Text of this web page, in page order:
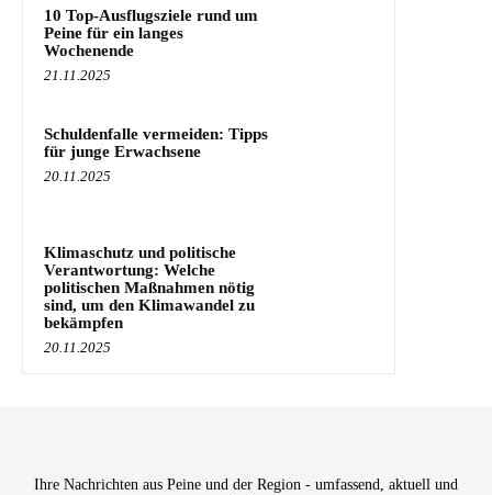
10 Top-Ausflugsziele rund um
Peine für ein langes
Wochenende
21.11.2025
Schuldenfalle vermeiden: Tipps
für junge Erwachsene
20.11.2025
Klimaschutz und politische
Verantwortung: Welche
politischen Maßnahmen nötig
sind, um den Klimawandel zu
bekämpfen
20.11.2025
Ihre Nachrichten aus Peine und der Region - umfassend, aktuell und